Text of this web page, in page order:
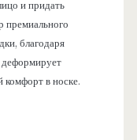
и придать
премиального
благодаря
комфорт в носке.